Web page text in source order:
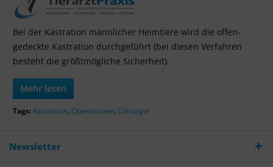
Bei der Kastration männlicher Heimtiere wird die offen-
gedeckte Kastration durchgeführt (bei diesen Verfahren
besteht die größtmögliche Sicherheit).
Mehr lesen
Tags: Kastration, Operationen, Chirurgie
Newsletter